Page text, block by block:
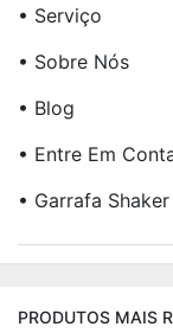
• Serviço
• Sobre Nós
• Blog
• Entre Em
• Garrafa Shaker
PRODUTOS MAIS